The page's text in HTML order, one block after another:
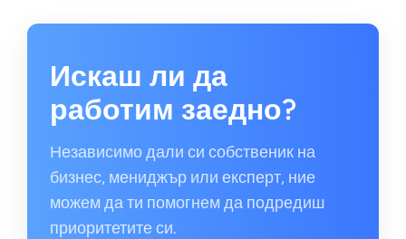
Искаш ли да
работим заедно?
Независимо дали си собственик на
бизнес, мениджър или експерт, ние
можем да ти помогнем да подредиш
приоритетите си.